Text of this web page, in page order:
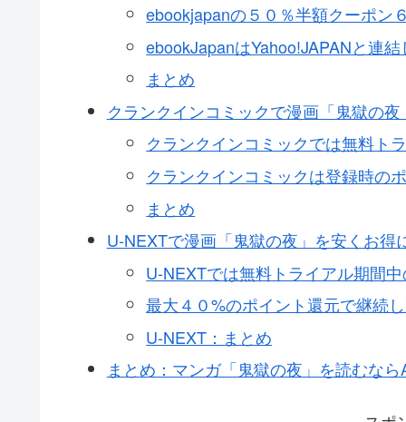
ebookjapanの５０％半額クーポン
ebookJapanはYahoo!JAPANと連
まとめ
クランクインコミックで漫画「鬼獄の
クランクインコミックでは無料ト
クランクインコミックは登録時の
まとめ
U-NEXTで漫画「鬼獄の夜」を安くお得
U-NEXTでは無料トライアル期間
最大４０%のポイント還元で継続
U-NEXT：まとめ
まとめ：マンガ「鬼獄の夜」を読むな